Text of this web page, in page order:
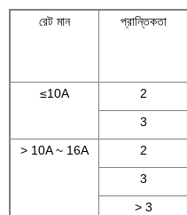
রেট মান প্রান্তিকতা
≤10A
2
3
> 10A ~ 16A
2
3
> 3